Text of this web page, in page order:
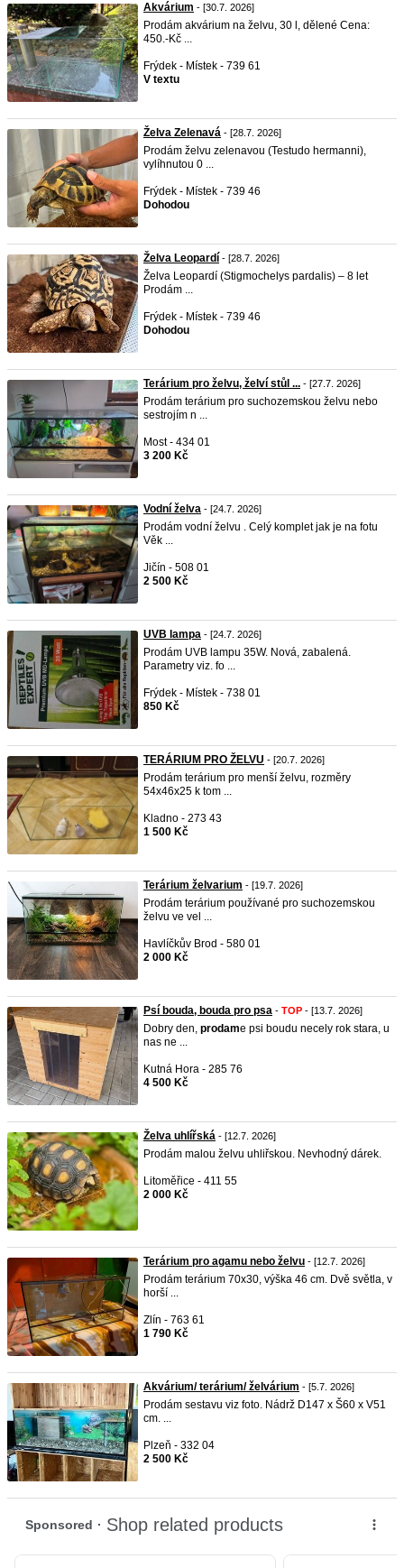
Akvárium - [30.7. 2026]
Prodám akvárium na želvu, 30 l, dělené Cena:
450.-Kč ...
Frýdek - Místek - 739 61
V textu
Želva Zelenavá - [28.7. 2026]
Prodám želvu zelenavou (Testudo hermanni),
vylíhnutou 0 ...
Frýdek - Místek - 739 46
Dohodou
Želva Leopardí - [28.7. 2026]
Želva Leopardí (Stigmochelys pardalis) – 8 let
Prodám ...
Frýdek - Místek - 739 46
Dohodou
Terárium pro želvu, želví stůl ... - [27.7. 2026]
Prodám terárium pro suchozemskou želvu nebo
sestrojím n ...
Most - 434 01
3 200 Kč
Vodní želva - [24.7. 2026]
Prodám vodní želvu . Celý komplet jak je na fotu
Věk ...
Jičín - 508 01
2 500 Kč
UVB lampa - [24.7. 2026]
Prodám UVB lampu 35W. Nová, zabalená.
Parametry viz. fo ...
Frýdek - Místek - 738 01
850 Kč
TERÁRIUM PRO ŽELVU - [20.7. 2026]
Prodám terárium pro menší želvu, rozměry
54x46x25 k tom ...
Kladno - 273 43
1 500 Kč
Terárium želvarium - [19.7. 2026]
Prodám terárium používané pro suchozemskou
želvu ve vel ...
Havlíčkův Brod - 580 01
2 000 Kč
Psí bouda, bouda pro psa - TOP - [13.7. 2026]
Dobry den, prodame psi boudu necely rok stara, u
nas ne ...
Kutná Hora - 285 76
4 500 Kč
Želva uhlířská - [12.7. 2026]
Prodám malou želvu uhliřskou. Nevhodný dárek.
Litoměřice - 411 55
2 000 Kč
Terárium pro agamu nebo želvu - [12.7. 2026]
Prodám terárium 70x30, výška 46 cm. Dvě světla, v
horší ...
Zlín - 763 61
1 790 Kč
Akvárium/ terárium/ želvárium - [5.7. 2026]
Prodám sestavu viz foto. Nádrž D147 x Š60 x V51
cm. ...
Plzeň - 332 04
2 500 Kč